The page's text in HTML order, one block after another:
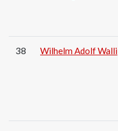
38 Wilhelm Adolf Walli